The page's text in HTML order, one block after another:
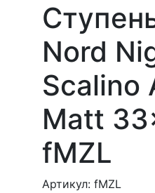
Nord
Scalino
Matt
fMZL
Артикул: fMZL